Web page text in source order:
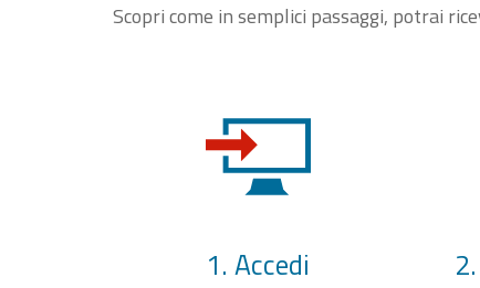
Scopri come in semplici passaggi, potrai
1. Accedi